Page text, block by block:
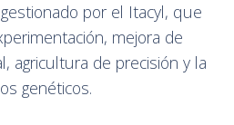
por el Itacyl, que
mejora de
agricultura de precisión y la
genéticos.